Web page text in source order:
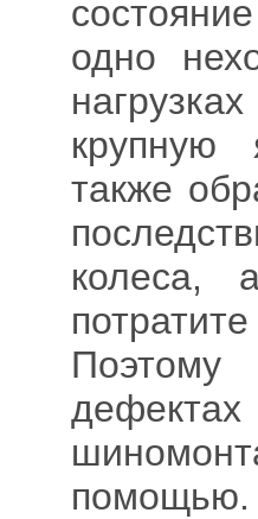
одно
также
колеса,
помощью.